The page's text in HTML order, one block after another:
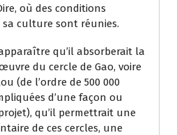
où des conditions
culture sont réunies.
qu’il absorberait la
du cercle de Gao, voire
(de l’ordre de 500 000
d’une façon ou
qu’il permettrait une
de ces cercles, une